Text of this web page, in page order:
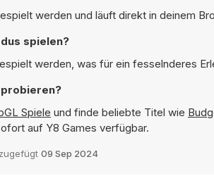
werden und läuft direkt in deinem
spielen?
werden, was für ein fesselnderes
Spiele und finde beliebte Titel wie
auf Y8 Games verfügbar.
09 Sep 2024